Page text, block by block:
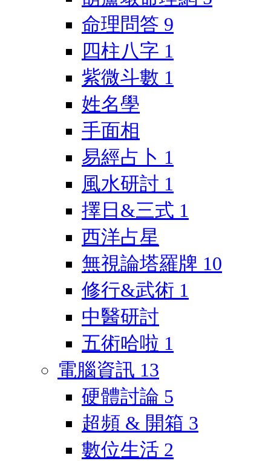
命理問答 9
四柱八字 1
紫微斗數 1
姓名學
手面相
易經占卜 1
風水研討 1
擇日&三式 1
西洋占星
無視論塔羅牌 10
修行&武術 1
中醫研討
五術哈啦 1
電腦資訊 13
硬體討論 5
超頻 & 開箱 3
數位生活 2